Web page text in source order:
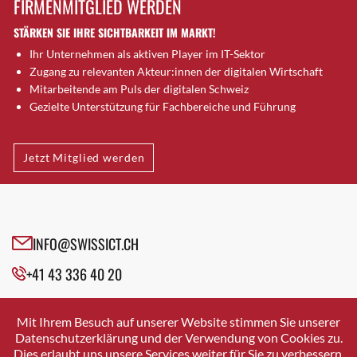
Brugg AG
Brütten
Bubendorf
Bubikon
Buchs (SG)
Bäretswil
Bülach
Cazis
Crissier
Davos Platz
Dierikon
Dietikon
FIRMENMITGLIED WERDEN
STÄRKEN SIE IHRE SICHTBARKEIT IM MARKT!
Ihr Unternehmen als aktiven Player im IT-Sektor
Zugang zu relevanten Akteur:innen der digitalen Wirtschaft
Mitarbeitende am Puls der digitalen Schweiz
Gezielte Unterstützung für Fachbereiche und Führung
Jetzt Mitglied werden
INFO@SWISSICT.CH
+41 43 336 40 20
SWISSICT
VULKANSTRASSE 120
8048 ZURICH
Mit Ihrem Besuch auf unserer Website stimmen Sie unserer
Datenschutzerklärung und der Verwendung von Cookies zu.
Dies erlaubt uns unsere Services weiter für Sie zu verbessern.